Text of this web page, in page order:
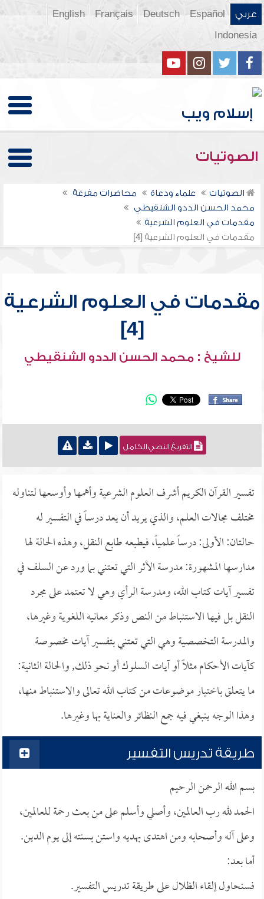
عربي Español
Deutsch
Français
English
Indonesia
الصوتيات
الصوتيات علماء ودعاة
محاضرات مفرغة
محمد الحسن الددو الشنقيطي
مقدمات في العلوم الشرعية
مقدمات في العلوم الشرعية [4]
مقدمات في العلوم الشرعية
[4]
للشيخ : محمد الحسن الددو الشنقيطي
التفريغ النصي الكامل
تفسير القرآن الكريم أشرف العلوم الشرعية وأهمها وأوسعها لتناوله
مختلف مجالات العلم، والذي يريد أن يعد درساً في التفسير له
حالتان: الأولى: درساً علمياً، فيطبعه طابع النقل، وهذه الحالة لها
مدارسها المشهورة: مدرسة الأثر التي تعتني بما ورد عن السلف في
تفسير آيات كتاب الله، ومدرسة الرأي وهي لا تعتمد على مجرد
النقل بل فيها الاستنباط من النص وذكر معانيه اللغوية وغيرها،
والمدرسة التخصصية وهي التي تعتني بتفسير آيات مخصوصة
كآيات الأحكام مثلاً أو آيات السلوك أو نحو ذلك, والحالة الثانية:
ما يتعلق باختيار موضوعات من كتاب الله تعالى والاستنباط منها،
وهذا الوجه ينبغي فيه جمع النظائر والعناية بها وغيرها.
طريقة تدريس التفسير
بسم الله الرحمن الرحيم
الحمد لله رب العالمين، وأصلي وأسلم على من بعث رحمة للعالمين،
وعلى آله وأصحابه ومن اهتدى بهديه واستن بسنته إلى يوم الدين.
أما بعد:
فسنحاول إلقاء الظلال على طريقة تدريس التفسير.